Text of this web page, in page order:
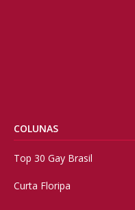
COLUNAS
Top 30 Gay Brasil
Curta Floripa